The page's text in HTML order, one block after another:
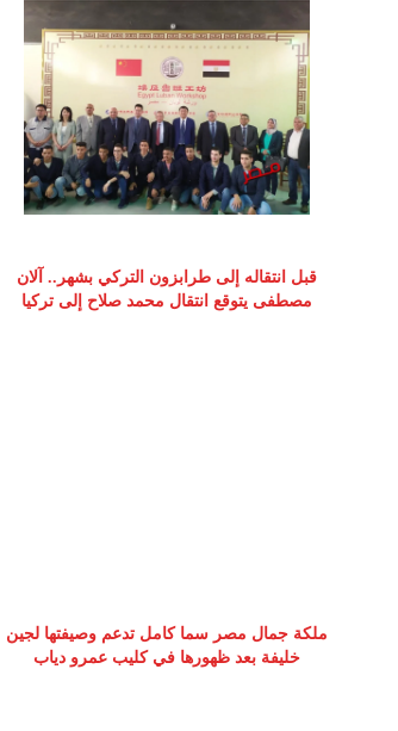
قبل انتقاله إلى طرابزون التركي بشهر.. آلان
مصطفى يتوقع انتقال محمد صلاح إلى تركيا
ملكة جمال مصر سما كامل تدعم وصيفتها لجين
خليفة بعد ظهورها في كليب عمرو دياب